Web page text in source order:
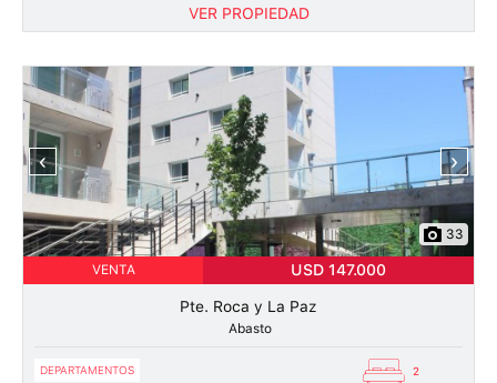
VER PROPIEDAD
‹ ›
33
VENTA USD 147.000
Pte. Roca y La Paz
Abasto
DEPARTAMENTOS 2